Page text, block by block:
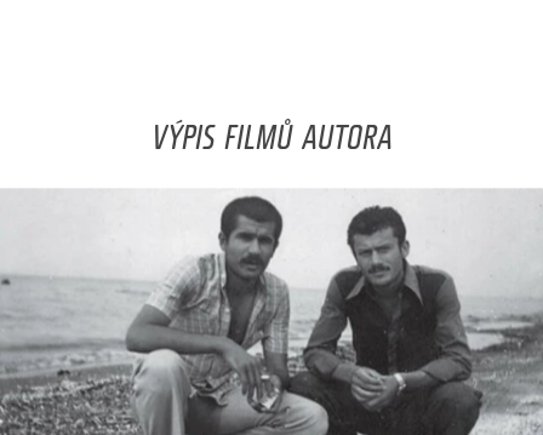
VÝPIS FILMŮ AUTORA